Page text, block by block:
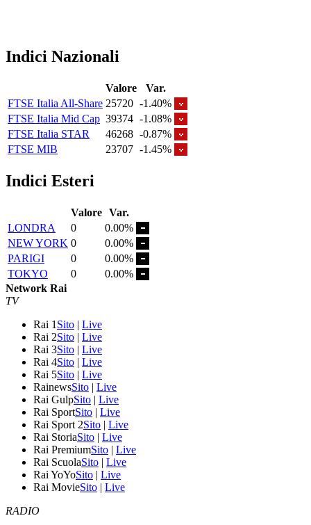
Indici Nazionali
Valore
Var.
FTSE Italia All-Share 25720 -1.40%
FTSE Italia Mid Cap 39374 -1.08%
FTSE Italia STAR
46268 -0.87%
FTSE MIB
23707 -1.45%
Indici Esteri
Valore Var.
LONDRA
0
0.00%
NEW YORK 0
0.00%
PARIGI
0
0.00%
TOKYO
0
0.00%
Network Rai
TV
Rai 1 Sito | Live
Rai 2Sito | Live
Rai 3Sito | Live
Rai 4Sito | Live
Rai 5Sito | Live
RainewsSito | Live
Rai GulpSito | Live
Rai SportSito | Live
Rai Sport 2Sito | Live
Rai StoriaSito | Live
Rai PremiumSito | Live
Rai ScuolaSito | Live
Rai YoYoSito | Live
Rai MovieSito | Live
RADIO